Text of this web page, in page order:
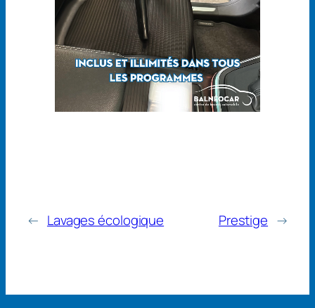
← Lavages écologique Prestige →